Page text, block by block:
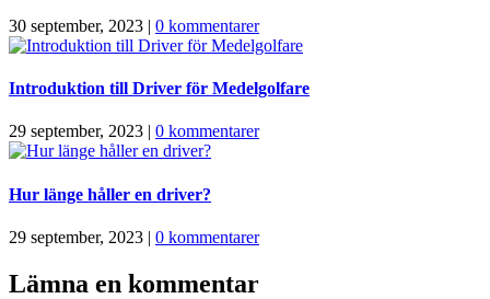
30 september, 2023 | 0 kommentarer
Introduktion till Driver för Medelgolfare
29 september, 2023 | 0 kommentarer
Hur länge håller en driver?
29 september, 2023 | 0 kommentarer
Lämna en kommentar